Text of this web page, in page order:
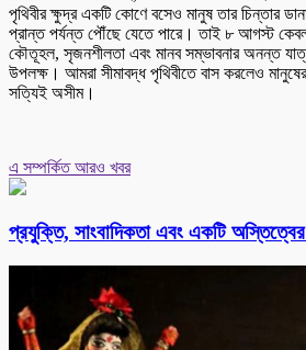
পৃথিবীর ক্ষুদ্র একটি কোণে বসেও মানুষ তার চিন্তার
প্রান্ত পর্যন্ত পৌঁছে যেতে পারে। তাই ৮ আগস্ট
কৌতূহল, সৃজনশীলতা এবং মানব সম্ভাবনার অনন্ত
উপলক্ষ। আমরা সীমাবদ্ধ পৃথিবীতে বাস করলেও
সত্যিই অসীম।
এ সম্পর্কিত আরও খবর
প্রযুক্তি, সাংবাদিকতা এবং একটি